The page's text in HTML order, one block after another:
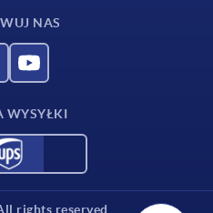
NAS
WYSYŁKI
rights reserved